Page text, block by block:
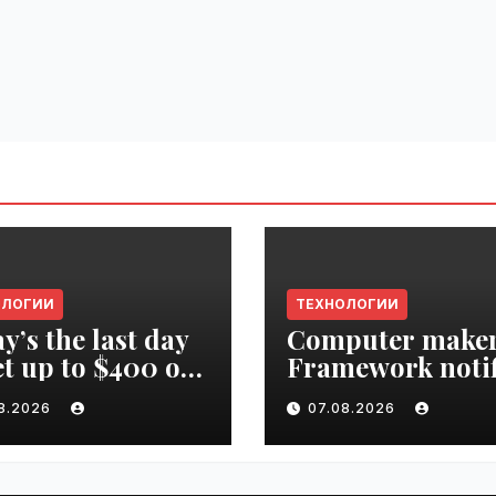
the last day
up to $400 off
2026 ticket |
ТЕХНОЛОГИИ
Computer
Framework
‘all customers’ of
data breach |
VseTime.ru
07.08.2026